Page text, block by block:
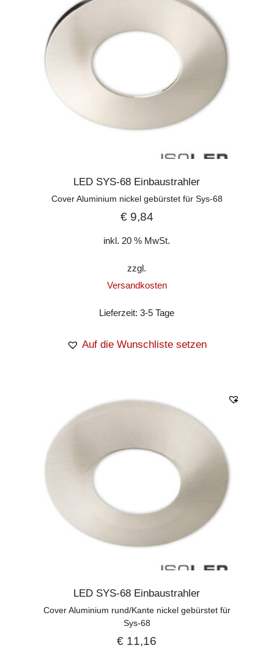
LED SYS-68 Einbaustrahler
Cover Aluminium nickel gebürstet für Sys-68
€9,84
inkl. 20 % MwSt.
zzgl.
Versandkosten
Lieferzeit:3-5 Tage
Auf die Wunschliste setzen
LED SYS-68 Einbaustrahler
Cover Aluminium rund/Kante nickel gebürstet für
Sys-68
€ 11,16